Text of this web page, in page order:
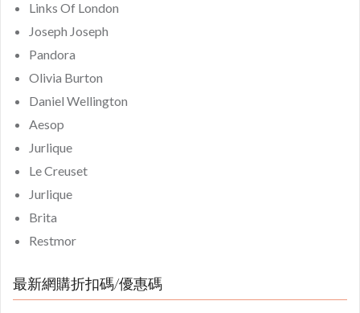
Links Of London
Joseph Joseph
Pandora
Olivia Burton
Daniel Wellington
Aesop
Jurlique
Le Creuset
Jurlique
Brita
Restmor
最新網購折扣碼/優惠碼